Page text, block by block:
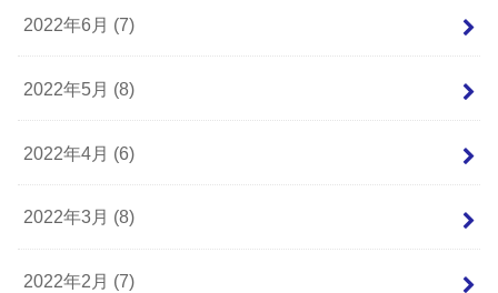
2022年6月 (7)
2022年5月 (8)
2022年4月 (6)
2022年3月 (8)
2022年2月 (7)